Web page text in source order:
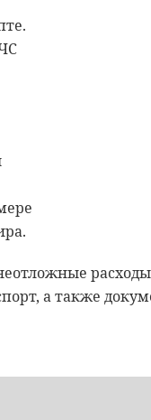
а также